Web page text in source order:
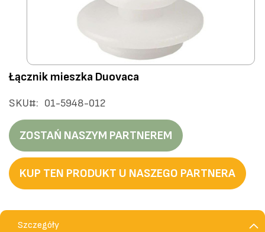
Przejdź
na
początek
galerii
Łącznik mieszka Duovaca
SKU 01-5948-012
ZOSTAŃ NASZYM PARTNEREM
KUP TEN PRODUKT U NASZEGO PARTNERA
Szczegóły